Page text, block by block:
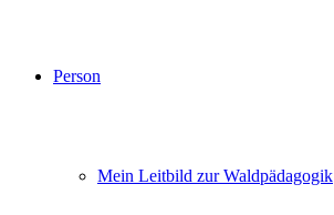
Person
Mein Leitbild zur Waldpädagogik